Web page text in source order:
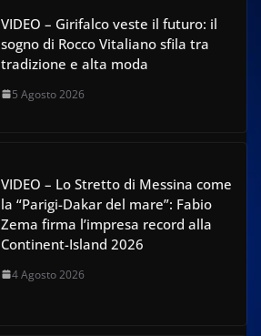
VIDEO – Girifalco veste il futuro: il
sogno di Rocco Vitaliano sfila tra
tradizione e alta moda
5 Agosto 2026
VIDEO – Lo Stretto di Messina come
la “Parigi-Dakar del mare”: Fabio
Zema firma l’impresa record alla
Continent-Island 2026
4 Agosto 2026